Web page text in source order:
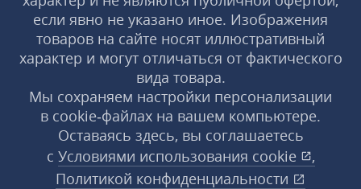
если явно не указано иное. Изображения
товаров на сайте носят иллюстративный
характер и могут отличаться от фактического
вида товара.
Мы сохраняем настройки персонализации
в cookie‑файлах на вашем компьютере.
Оставаясь здесь, вы соглашаетесь
с Условиями использования cookie
,
Политикой конфиденциальности